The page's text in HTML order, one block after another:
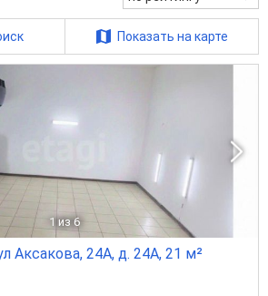
Показать на карте
1 из 6
Аксакова, 24А, д. 24А, 21 м²